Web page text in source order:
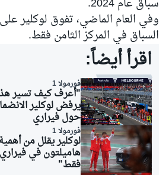
وفي العام الماضي، تفوق لوكلير
السباق في المركز الثامن فقط.
اقرأ أيضاً:
فورمولا 1
"أعرف كيف تسير
يرفض لوكلير
حول فيراري
فورمولا 1
لوكلير يقلل من
هاميلتون في
فقط"